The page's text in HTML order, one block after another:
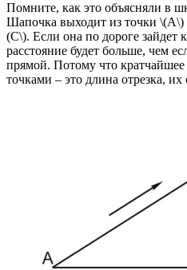
Помните, как это объясняли в
Шапочка выходит из точки \(A\)
(C\). Если она по дороге зайдет
расстояние будет больше, чем
прямой. Потому что
точками – это длина отрезка,